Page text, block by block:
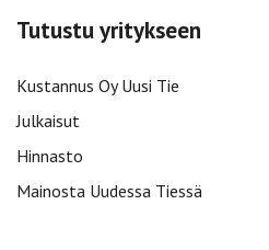
Tutustu yritykseen
Kustannus Oy Uusi Tie
Julkaisut
Hinnasto
Mainosta Uudessa Tiessä